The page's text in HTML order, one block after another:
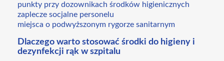
punkty przy dozownikach środków higienicznych
zaplecze socjalne personelu
miejsca o podwyższonym rygorze sanitarnym
Dlaczego warto stosować środki do higieny i
dezynfekcji rąk w szpitalu